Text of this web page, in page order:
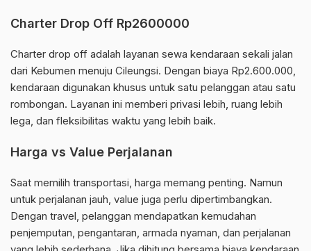
Charter Drop Off Rp2600000
Charter drop off adalah layanan sewa kendaraan sekali jalan
dari Kebumen menuju Cileungsi. Dengan biaya Rp2.600.000,
kendaraan digunakan khusus untuk satu pelanggan atau satu
rombongan. Layanan ini memberi privasi lebih, ruang lebih
lega, dan fleksibilitas waktu yang lebih baik.
Harga vs Value Perjalanan
Saat memilih transportasi, harga memang penting. Namun
untuk perjalanan jauh, value juga perlu dipertimbangkan.
Dengan travel, pelanggan mendapatkan kemudahan
penjemputan, pengantaran, armada nyaman, dan perjalanan